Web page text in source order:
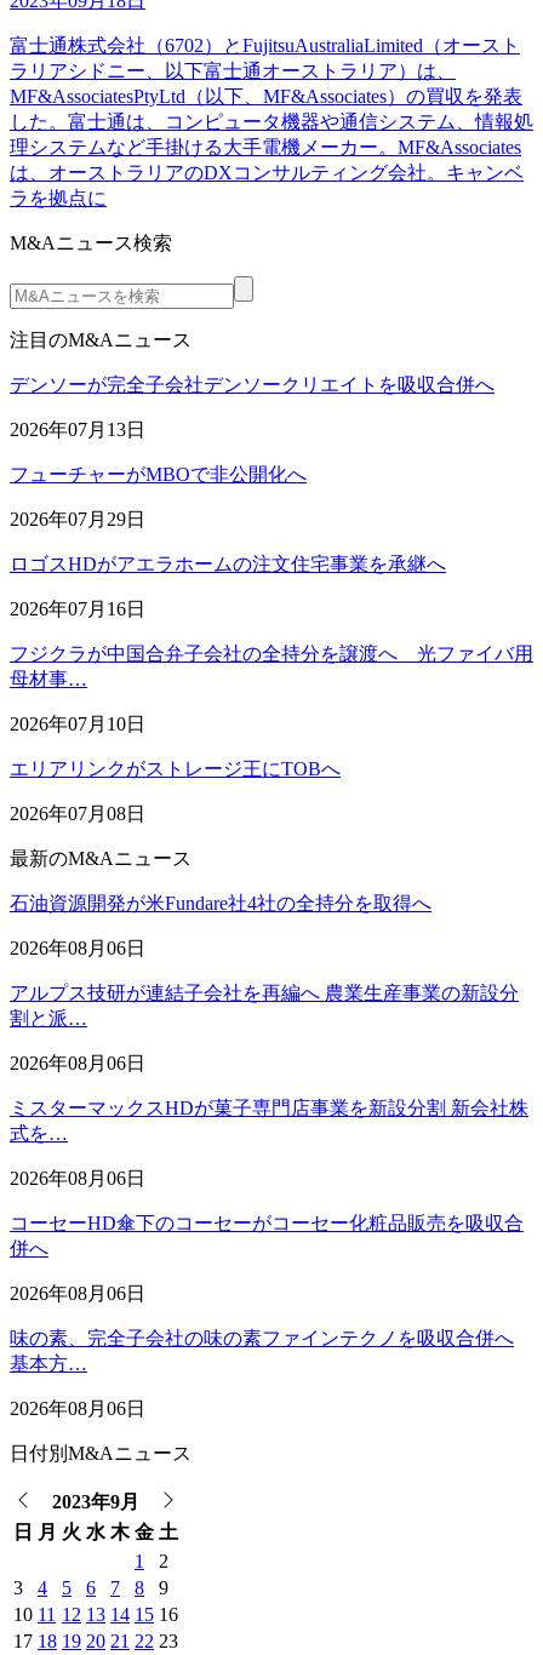
富士通株式会社（6702）とFujitsuAustraliaLimited（オースト
ラリアシドニー、以下富士通オーストラリア）は、
MF&AssociatesPtyLtd（以下、MF&Associates）の買収を発表
した。富士通は、コンピュータ機器や通信システム、情報処
理システムなど手掛ける大手電機メーカー。MF&Associates
は、オーストラリアのDXコンサルティング会社。キャンベ
ラを拠点に
M&Aニュース検索
注目のM&Aニュース
デンソーが完全子会社デンソークリエイトを吸収合併へ
2026年07月13日
フューチャーがMBOで非公開化へ
2026年07月29日
ロゴスHDがアエラホームの注文住宅事業を承継へ
2026年07月16日
フジクラが中国合弁子会社の全持分を譲渡へ 光ファイバ用
母材事…
2026年07月10日
エリアリンクがストレージ王にTOBへ
2026年07月08日
最新のM&Aニュース
石油資源開発が米Fundare社4社の全持分を取得へ
2026年08月06日
アルプス技研が連結子会社を再編へ 農業生産事業の新設分
割と派…
2026年08月06日
ミスターマックスHDが菓子専門店事業を新設分割 新会社株
式を…
2026年08月06日
コーセーHD傘下のコーセーがコーセー化粧品販売を吸収合
併へ
2026年08月06日
味の素、完全子会社の味の素ファインテクノを吸収合併へ
基本方…
2026年08月06日
日付別M&Aニュース
2023年9月
日
月 火 水 木 金 土
1
2
3
4 5 6 7 8
9
10 11 12 13 14 15 16
17 18 19 20 21 22 23